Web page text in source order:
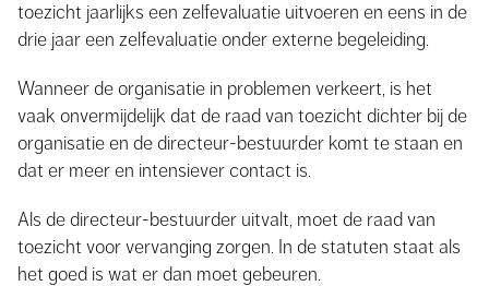
toezicht jaarlijks een zelfevaluatie uitvoeren en eens in de
drie jaar een zelfevaluatie onder externe begeleiding.
Wanneer de organisatie in problemen verkeert, is het
vaak onvermijdelijk dat de raad van toezicht dichter bij de
organisatie en de directeur-bestuurder komt te staan en
dat er meer en intensiever contact is.
Als de directeur-bestuurder uitvalt, moet de raad van
toezicht voor vervanging zorgen. In de statuten staat als
het goed is wat er dan moet gebeuren.